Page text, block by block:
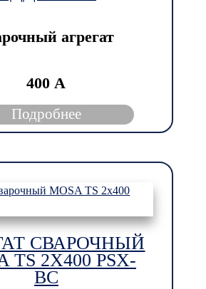
агрегат
400 А
Подробнее
СВАРОЧНЫЙ
TS 2X400 PSX-
BC